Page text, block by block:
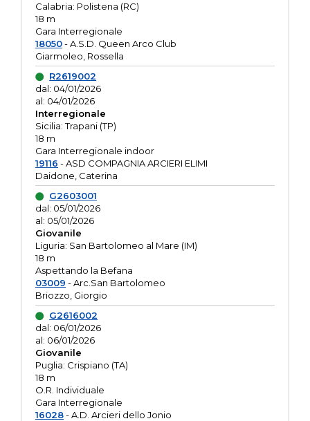
Calabria: Polistena (RC)
18 m
Gara Interregionale
18050- A.S.D. Queen Arco Club
Giarmoleo, Rossella
R2619002
dal: 04/01/2026
al: 04/01/2026
Interregionale
Sicilia: Trapani (TP)
18 m
Gara Interregionale indoor
19116 - ASD COMPAGNIA ARCIERI ELIMI
Daidone, Caterina
G2603001
dal: 05/01/2026
al: 05/01/2026
Giovanile
Liguria: San Bartolomeo al Mare (IM)
18 m
Aspettando la Befana
03009 - Arc.San Bartolomeo
Briozzo, Giorgio
G2616002
dal: 06/01/2026
al: 06/01/2026
Giovanile
Puglia: Crispiano (TA)
18 m
O.R. Individuale
Gara Interregionale
16028- A.D. Arcieri dello Jonio